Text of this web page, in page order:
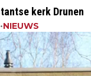
kerk Drunen
•NIEUWS